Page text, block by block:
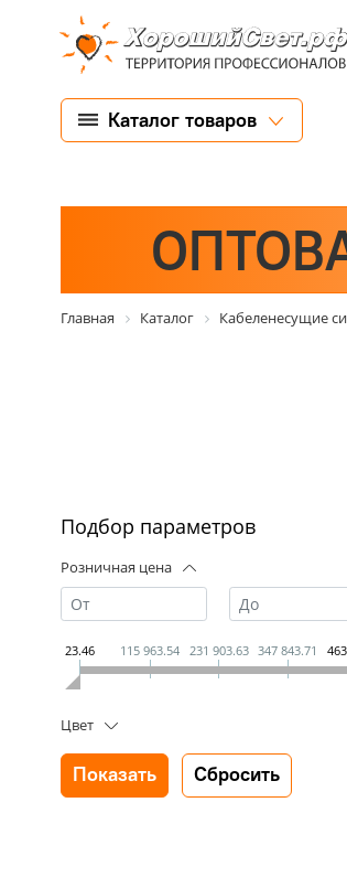
Каталог товаров
Главная Каталог Кабеленесущие
Подбор параметров
Розничная цена
23.46 115 963.54 231 903.63 347 843.71 463
Цвет